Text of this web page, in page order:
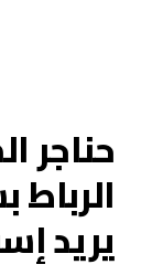
حناجر
يريد